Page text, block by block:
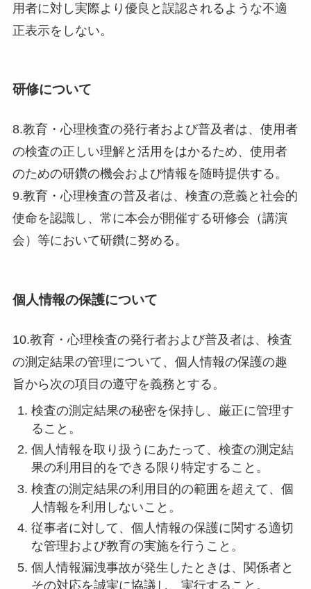
用者に対し実際より優良と誤認されるような不適
正表示をしない。
研修について
8.教育・心理検査の発行者および普及者は、使用者
の検査の正しい理解と活用をはかるため、使用者
のための研鑽の機会および情報を随時提供する。
9.教育・心理検査の普及者は、検査の意義と社会的
使命を認識し、常に本会が開催する研修会（講演
会）等において研鑽に努める。
個人情報の保護について
10.教育・心理検査の発行者および普及者は、検査
の測定結果の管理について、個人情報の保護の趣
旨から次の項目の遵守を義務とする。
検査の測定結果の秘密を保持し、厳正に管理す
ること。
個人情報を取り扱うにあたって、検査の測定結
果の利用目的をできる限り特定すること。
検査の測定結果の利用目的の範囲を超えて、個
人情報を利用しないこと。
従事者に対して、個人情報の保護に関する適切
な管理および教育の実施を行うこと。
個人情報漏洩事故が発生したときは、関係者と
その対応を誠実に協議し、実行すること。